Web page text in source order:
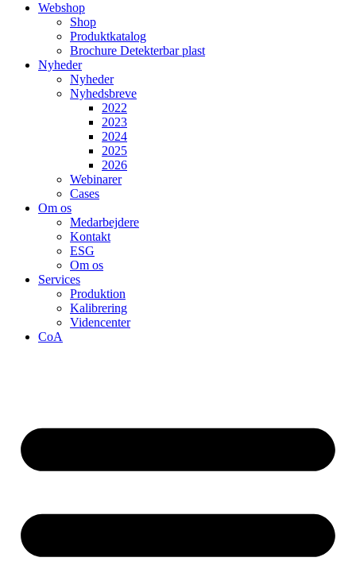
Webshop
Shop
Produktkatalog
Brochure Detekterbar plast
Nyheder
Nyheder
Nyhedsbreve
2022
2023
2024
2025
2026
Webinarer
Cases
Om os
Medarbejdere
Kontakt
ESG
Om os
Services
Produktion
Kalibrering
Videncenter
CoA